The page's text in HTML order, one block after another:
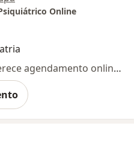
Online
Esse especialista não oferece agendamento online para esse endereço.